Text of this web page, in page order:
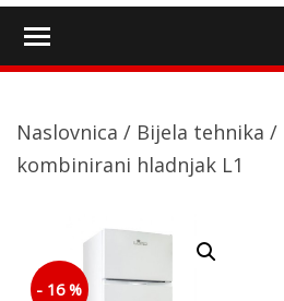
Naslovnica / Bijela tehnika /
kombinirani hladnjak L1
- 16 %